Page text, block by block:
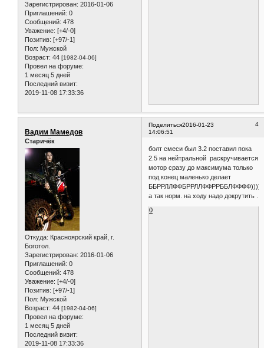
Зарегистрирован: 2016-01-06
Приглашений: 0
Сообщений: 478
Уважение: [+4/-0]
Позитив: [+97/-1]
Пол: Мужской
Возраст: 44 [1982-04-06]
Провел на форуме:
1 месяц 5 дней
Последний визит:
2019-11-08 17:33:36
Поделиться 4
2016-01-23
14:06:51
Вадим Мамедов
Старичёк
Откуда: Красноярский край, г.
Боготол.
Зарегистрирован: 2016-01-06
Приглашений: 0
Сообщений: 478
Уважение: [+4/-0]
Позитив: [+97/-1]
Пол: Мужской
Возраст: 44 [1982-04-06]
Провел на форуме:
1 месяц 5 дней
Последний визит:
2019-11-08 17:33:36
болт смеси был 3.2 поставил пока
2.5 на нейтральной раскручивается
мотор сразу до максимума только
под конец маленько делает
ББРРЛЛФФБРРЛЛФФРРББЛФФФФ)))))
а так норм. на ходу надо докрутить .
0